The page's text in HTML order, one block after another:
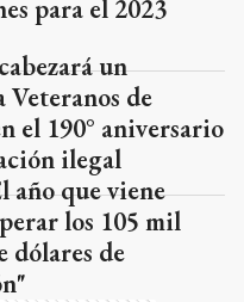
para el 2023
un
Veteranos de
el 190° aniversario
ilegal
año que viene
los 105 mil
dólares de